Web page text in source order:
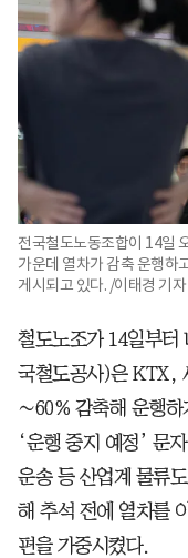
전국철도노동조합이 14일
가운데 열차가 감축 운행하
게시되고 있다. /이태경 기자
철도노조가 14일부터
국철도공사)은 KTX,
∼60% 감축해 운행하
‘운행 중지 예정’ 문
운송 등 산업계 물류
해 추석 전에 열차를
편을 가중시켰다.